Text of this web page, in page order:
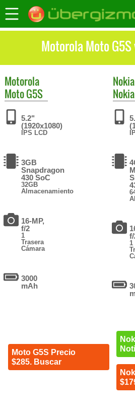
Motorola
Moto G5S
5.2"
(1920x1080)
IPS LCD
3GB
Snapdragon
430 SoC
32GB
Almacenamiento
16-MP,
f/2
1
Trasera
Cámara
3000
mAh
Moto G5S Precio
$285. Buscar
Nokia
1